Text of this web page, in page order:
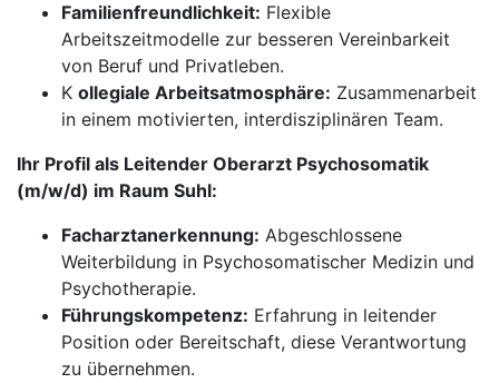
Familienfreundlichkeit: Flexible
Arbeitszeitmodelle zur besseren Vereinbarkeit
von Beruf und Privatleben.
K ollegiale Arbeitsatmosphäre: Zusammenarbeit
in einem motivierten, interdisziplinären Team.
Ihr Profil als Leitender Oberarzt Psychosomatik
(m/w/d) im Raum Suhl:
Facharztanerkennung: Abgeschlossene
Weiterbildung in Psychosomatischer Medizin und
Psychotherapie.
Führungskompetenz: Erfahrung in leitender
Position oder Bereitschaft, diese Verantwortung
zu übernehmen.